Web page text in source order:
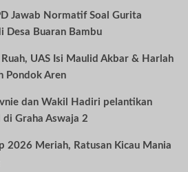
Jawab Normatif Soal Gurita
Desa Buaran Bambu
Ruah, UAS Isi Maulid Akbar & Harlah
Pondok Aren
dan Wakil Hadiri pelantikan
di Graha Aswaja 2
2026 Meriah, Ratusan Kicau Mania